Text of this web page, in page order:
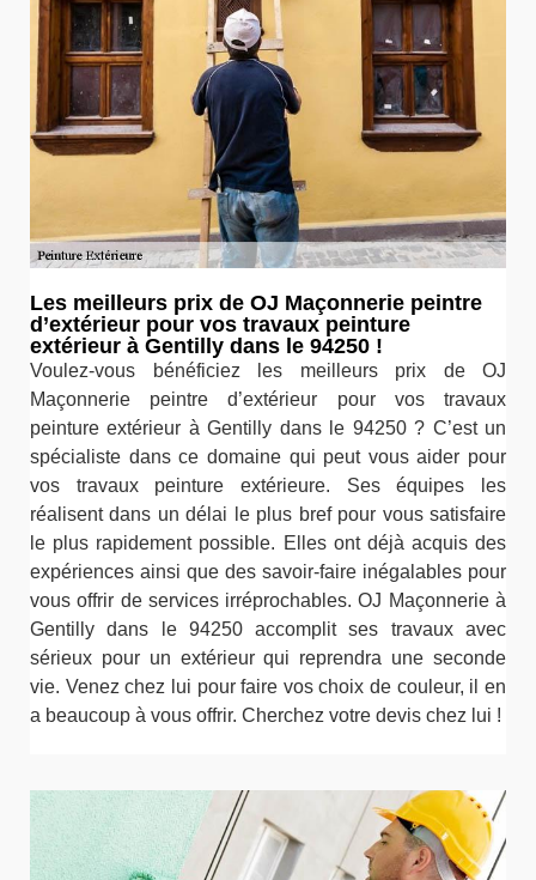
Les meilleurs prix de OJ Maçonnerie peintre
d’extérieur pour vos travaux peinture
extérieur à Gentilly dans le 94250 !
Voulez-vous bénéficiez les meilleurs prix de OJ
Maçonnerie peintre d’extérieur pour vos travaux
peinture extérieur à Gentilly dans le 94250 ? C’est un
spécialiste dans ce domaine qui peut vous aider pour
vos travaux peinture extérieure. Ses équipes les
réalisent dans un délai le plus bref pour vous satisfaire
le plus rapidement possible. Elles ont déjà acquis des
expériences ainsi que des savoir-faire inégalables pour
vous offrir de services irréprochables. OJ Maçonnerie à
Gentilly dans le 94250 accomplit ses travaux avec
sérieux pour un extérieur qui reprendra une seconde
vie. Venez chez lui pour faire vos choix de couleur, il en
a beaucoup à vous offrir. Cherchez votre devis chez lui !